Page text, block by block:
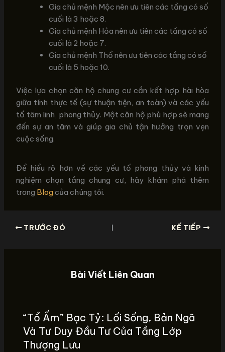
Gia chủ mệnh Mộc nên ưu tiên các tầng có số
cuối là 3 hoặc 8.
Gia chủ mệnh Hỏa nên ưu tiên các tầng có số
cuối là 2 hoặc 7.
Gia chủ mệnh Thổ nên ưu tiên các tầng có số
cuối là 5 hoặc 10.
Việc lựa chọn căn hộ chung cư cần kết hợp hài hòa
giữa tính thực tế (sự thuận tiện, an toàn) và các yếu
tố tâm linh, phong thủy. Một căn hộ phù hợp sẽ mang
đến sự an tâm và giúp gia chủ tận hưởng trọn vẹn
cuộc sống.
Để hiểu rõ hơn về các yếu tố phong thủy và kinh
nghiệm chọn tầng chung cư, hãy khám phá thêm
trong Blogcủa chúng tôi.
TRƯỚC ĐÓ KẾ TIẾP
Bài Viết Liên Quan
“Tổ Ấm” Bạc Tỷ: Lối Sống, Bản Ngã
Và Tư Duy Đầu Tư Của Tầng Lớp
Thượng Lưu